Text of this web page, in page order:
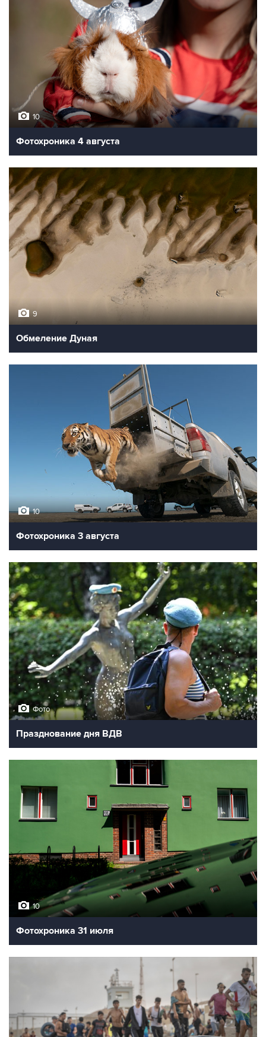
10
Фотохроника 4 августа
9
Обмеление Дуная
10
Фотохроника 3 августа
Фото
Празднование дня ВДВ
10
Фотохроника 31 июля